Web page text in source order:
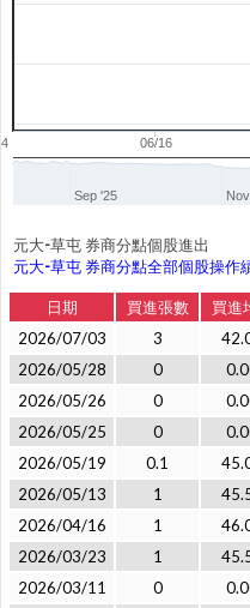
06/16
Sep '25
元大-草屯 券商分點個股進出
元大-草屯 券商分點全部個股操作
日期 買進張數 買進
2026/07/03
3
2026/05/28
0
2026/05/26
0
2026/05/25
0
2026/05/19
0.1
2026/05/13
1
2026/04/16
1
2026/03/23
1
2026/03/11
0